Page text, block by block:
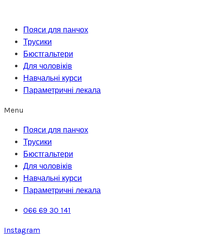
вмістуПояси для панчох
Трусики
Бюстгальтери
Для чоловіків
Навчальні курси
Параметричні лекала
Menu
Пояси для панчох
Трусики
Бюстгальтери
Для чоловіків
Навчальні курси
Параметричні лекала
066 69 30 141
Instagram